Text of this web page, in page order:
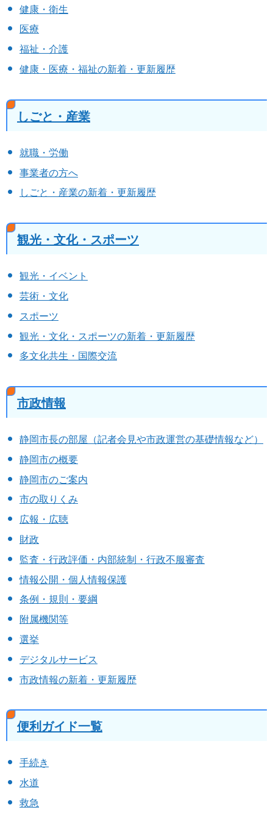
健康・衛生
医療
福祉・介護
健康・医療・福祉の新着・更新履歴
しごと・産業
就職・労働
事業者の方へ
しごと・産業の新着・更新履歴
観光・文化・スポーツ
観光・イベント
芸術・文化
スポーツ
観光・文化・スポーツの新着・更新履歴
多文化共生・国際交流
市政情報
静岡市長の部屋（記者会見や市政運営の基礎情報など）
静岡市の概要
静岡市のご案内
市の取りくみ
広報・広聴
財政
監査・行政評価・内部統制・行政不服審査
情報公開・個人情報保護
条例・規則・要綱
附属機関等
選挙
デジタルサービス
市政情報の新着・更新履歴
便利ガイド一覧
手続き
水道
救急